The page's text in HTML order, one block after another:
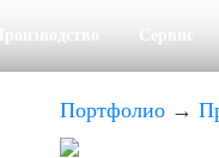
Сервис
Портфолио→